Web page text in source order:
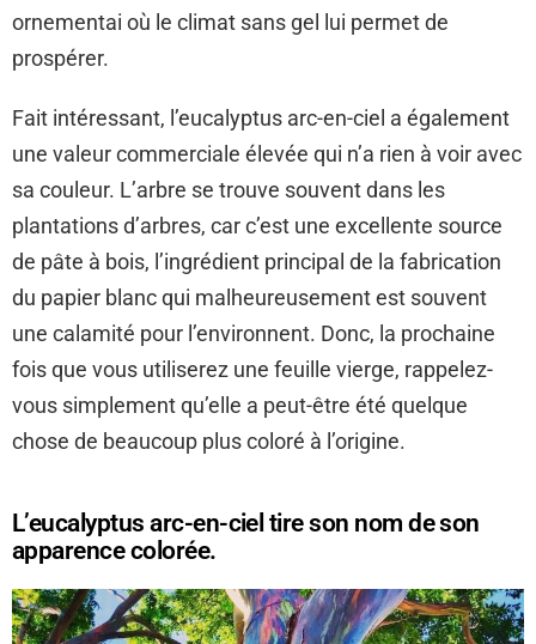
ornementai où le climat sans gel lui permet de
prospérer.
Fait intéressant, l’eucalyptus arc-en-ciel a également
une valeur commerciale élevée qui n’a rien à voir avec
sa couleur. L’arbre se trouve souvent dans les
plantations d’arbres, car c’est une excellente source
de pâte à bois, l’ingrédient principal de la fabrication
du papier blanc qui malheureusement est souvent
une calamité pour l’environnent. Donc, la prochaine
fois que vous utiliserez une feuille vierge, rappelez-
vous simplement qu’elle a peut-être été quelque
chose de beaucoup plus coloré à l’origine.
L’eucalyptus arc-en-ciel tire son nom de son
apparence colorée.